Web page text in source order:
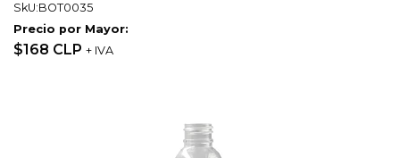
SkU:BOT0035
Precio por Mayor:
$168 CLP + IVA